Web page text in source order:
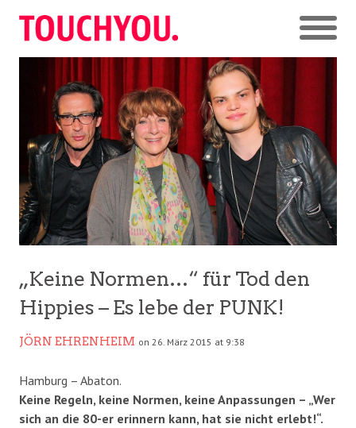
„Keine Normen…“ für Tod den
Hippies – Es lebe der PUNK!
JÖRN EHRENHEIM on 26. März 2015 at 9:38
Hamburg – Abaton.
Keine Regeln, keine Normen, keine Anpassungen – „Wer
sich an die 80-er erinnern kann, hat sie nicht erlebt!“.